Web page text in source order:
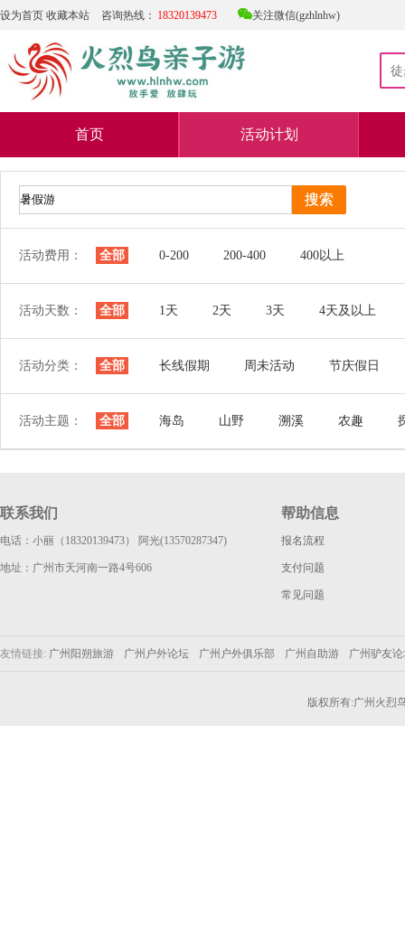
设为首页 收藏本站 咨询热线： 18320139473 关注微信(gzhlnhw)
首页 活动计划
活动费用： 全部 0-200 200-400 400以上
活动天数： 全部 1天 2天 3天 4天及以上
活动分类： 全部 长线假期 周未活动 节庆假日
活动主题： 全部 海岛 山野 溯溪 农趣
联系我们
电话：小丽（18320139473） 阿光(13570287347)
地址：广州市天河南一路4号606
帮助信息
报名流程
支付问题
常见问题
友情链接: 广州阳朔旅游 广州户外论坛 广州户外俱乐部 广州自助游 广州驴友
版权所有:广州火烈